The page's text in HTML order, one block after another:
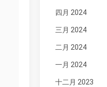
四月 2024
三月 2024
二月 2024
一月 2024
十二月 2023